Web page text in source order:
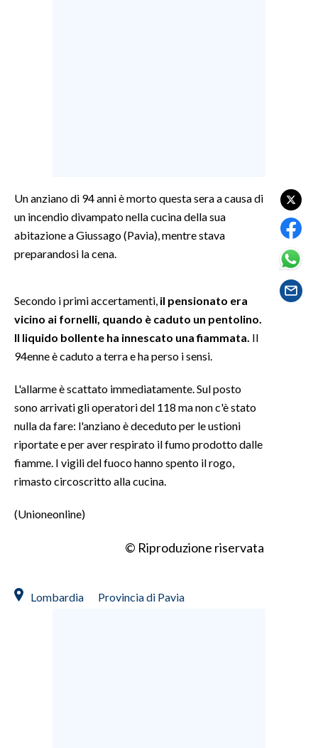
ALTRI SPORT
CULTURA
GOSSIP
SALUTE
SARDI NEL MONDO
NOTIZIE
EVENTI
#CARAUNIONE
3 MINUTI CON
INFO AZIENDE
Un anziano di 94 anni è morto questa sera a causa di
un incendio divampato nella cucina della sua
abitazione a Giussago (Pavia), mentre stava
preparandosi la cena.
Secondo i primi accertamenti, il pensionato era
vicino ai fornelli, quando è caduto un pentolino.
Il liquido bollente ha innescato una fiammata. Il
94enne è caduto a terra e ha perso i sensi.
L'allarme è scattato immediatamente. Sul posto
sono arrivati gli operatori del 118 ma non c'è stato
nulla da fare: l'anziano è deceduto per le ustioni
riportate e per aver respirato il fumo prodotto dalle
fiamme. I vigili del fuoco hanno spento il rogo,
rimasto circoscritto alla cucina.
(Unioneonline)
© Riproduzione riservata
Lombardia Provincia di Pavia